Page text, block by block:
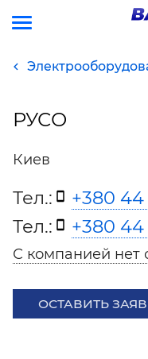
РУСО
Киев
Тел.:
+380 44
Тел.:
+380 44
С компанией нет
ОСТАВИТЬ